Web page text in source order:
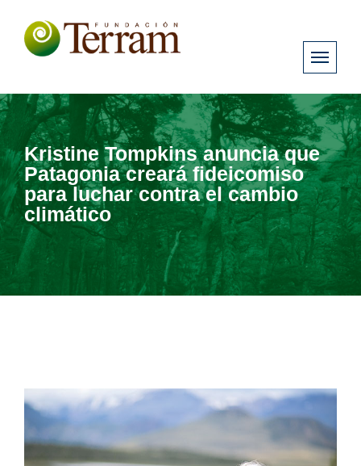
Kristine Tompkins anuncia que
Patagonia creará fideicomiso
para luchar contra el cambio
climático